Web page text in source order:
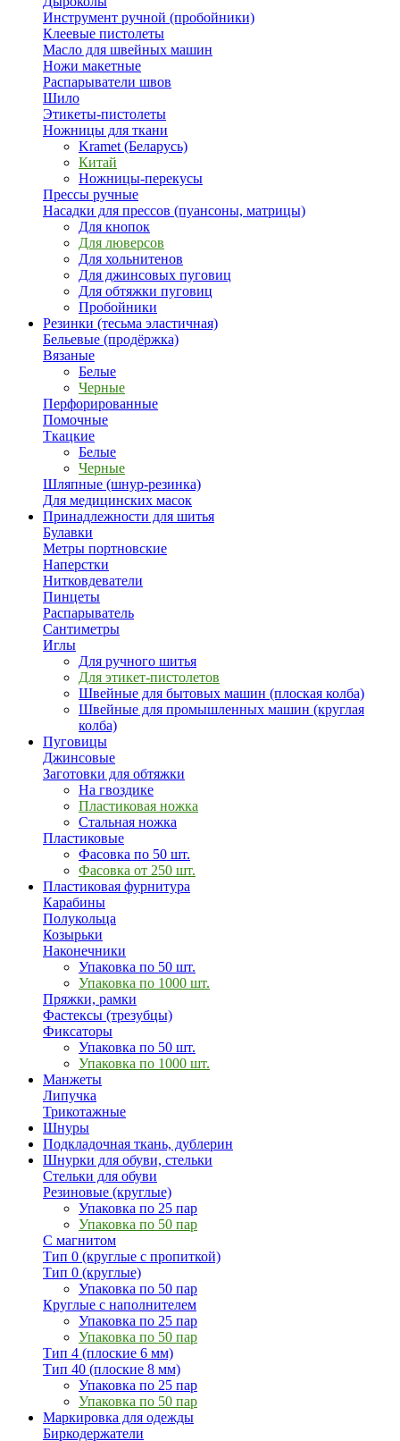
Инструмент ручной (пробойники)
Клеевые пистолеты
Масло для швейных машин
Ножи макетные
Распарыватели швов
Шило
Этикеты-пистолеты
Ножницы для ткани
Kramet (Беларусь)
Китай
Ножницы-перекусы
Прессы ручные
Насадки для прессов (пуансоны, матрицы)
Для кнопок
Для люверсов
Для хольнитенов
Для джинсовых пуговиц
Для обтяжки пуговиц
Пробойники
Резинки (тесьма эластичная)
Бельевые (продёржка)
Вязаные
Белые
Черные
Перфорированные
Помочные
Ткацкие
Белые
Черные
Шляпные (шнур-резинка)
Для медицинских масок
Принадлежности для шитья
Булавки
Метры портновские
Наперстки
Нитковдеватели
Пинцеты
Распарыватель
Сантиметры
Иглы
Для ручного шитья
Для этикет-пистолетов
Швейные для бытовых машин (плоская колба)
Швейные для промышленных машин (круглая
колба)
Пуговицы
Джинсовые
Заготовки для обтяжки
На гвоздике
Пластиковая ножка
Стальная ножка
Пластиковые
Фасовка по 50 шт.
Фасовка от 250 шт.
Пластиковая фурнитура
Карабины
Полукольца
Козырьки
Наконечники
Упаковка по 50 шт.
Упаковка по 1000 шт.
Пряжки, рамки
Фастексы (трезубцы)
Фиксаторы
Упаковка по 50 шт.
Упаковка по 1000 шт.
Манжеты
Липучка
Трикотажные
Шнуры
Подкладочная ткань, дублерин
Шнурки для обуви, стельки
Стельки для обуви
Резиновые (круглые)
Упаковка по 25 пар
Упаковка по 50 пар
С магнитом
Тип 0 (круглые с пропиткой)
Тип 0 (круглые)
Упаковка по 50 пар
Круглые с наполнителем
Упаковка по 25 пар
Упаковка по 50 пар
Тип 4 (плоские 6 мм)
Тип 40 (плоские 8 мм)
Упаковка по 25 пар
Упаковка по 50 пар
Маркировка для одежды
Биркодержатели